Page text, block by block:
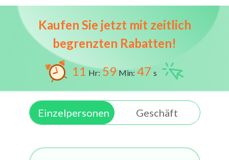
Kaufen Sie jetzt mit zeitlich
begrenzten Rabatten!
11 Hr: 59 Min: 47 s
Einzelpersonen Geschäft